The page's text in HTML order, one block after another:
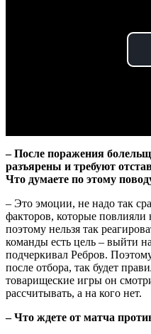
– После поражения
разъярены и требуют
Что думаете по этому
– Это эмоции, не надо так
факторов, которые повлияли
поэтому нельзя так
команды есть цель – выйти
подчеркивал Ребров.
после отбора, так будет
товарищеские игры он
рассчитывать, а на кого нет.
– Что ждете от матча